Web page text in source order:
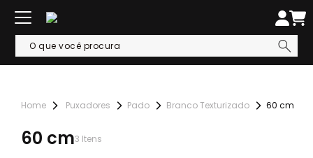
Puxadores Pado Branco Texturizado 60 cm
60 cm3 Itens